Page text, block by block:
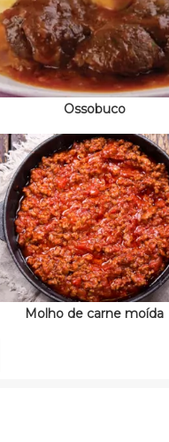
Ossobuco
Molho de carne moída